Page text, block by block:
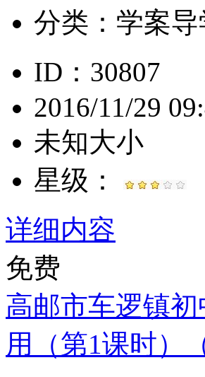
分类： 学案导
ID：30807
2016/11/29
未知大小
星级：
详细内容
免费
高邮市车逻镇
用（第1课时）